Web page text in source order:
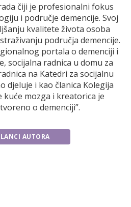
čiji je profesionalni fokus
i područje demencije. Svoj
kvalitete života osoba
područja demencije.
portala o demenciji i
socijalna radnica u domu za
na Katedri za socijalnu
djeluje i kao članica Kolegija
mozga i kreatorica je
o demenciji”.
AUTORA